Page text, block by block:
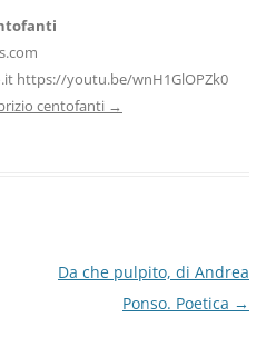
https://youtu.be/wnH1GlOPZk0
centofanti →
Da che pulpito, di Andrea
Ponso. Poetica →